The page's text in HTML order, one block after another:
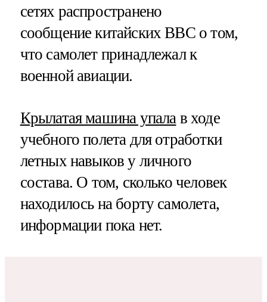
сетях распространено
сообщение китайских ВВС о том,
что самолет принадлежал к
военной авиации.
Крылатая машина упалав ходе
учебного полета для отработки
летных навыков у личного
состава. О том, сколько человек
находилось на борту самолета,
информации пока нет.